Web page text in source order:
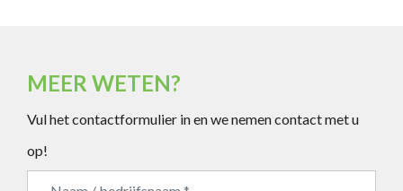
MEER WETEN?
Vul het contactformulier in en we nemen contact met u
op!